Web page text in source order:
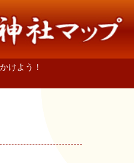
けよう！